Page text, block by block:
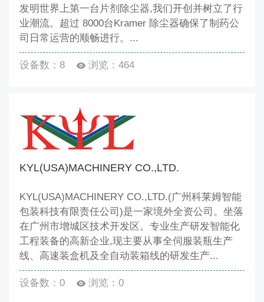
发明世界上第一台片剂除尘器,我们开创并树立了行
业潮流。超过 8000台Kramer 除尘器确保了制药公
司日常运营的顺畅进行。...
设备数：8 浏览：464
KYL(USA)MACHINERY CO.,LTD.
KYL(USA)MACHINERY CO.,LTD.(广州科莱姆智能
包装科技有限责任公司)是一家境外全资公司。坐落
在广州市增城区技术开发区。专业生产研发智能化
工程装备的高新企业,现主要从事全伺服装瓶生产
线、高速装盒机及全自动装箱线的研发生产...
设备数：0 浏览：0